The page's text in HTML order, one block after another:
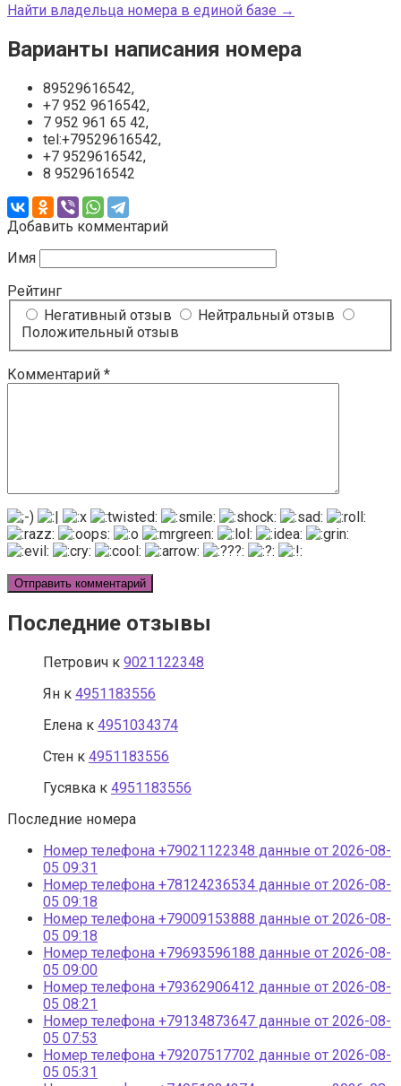
Найти владельца номера в единой базе →
Варианты написания номера
89529616542,
+7 952 9616542,
7 952 961 65 42,
tel:+79529616542,
+7 9529616542,
8 9529616542
Добавить комментарий
Имя
Рейтинг
Негативный отзыв
Нейтральный отзыв
Положительный отзыв
Комментарий *
Последние отзывы
Петрович к 9021122348
Ян к 4951183556
Елена к 4951034374
Стен к 4951183556
Гусявка к 4951183556
Последние номера
Номер телефона +79021122348 данные от 2026-08-
05 09:31
Номер телефона +78124236534 данные от 2026-08-
05 09:18
Номер телефона +79009153888 данные от 2026-08-
05 09:18
Номер телефона +79693596188 данные от 2026-08-
05 09:00
Номер телефона +79362906412 данные от 2026-08-
05 08:21
Номер телефона +79134873647 данные от 2026-08-
05 07:53
Номер телефона +79207517702 данные от 2026-08-
05 05:31